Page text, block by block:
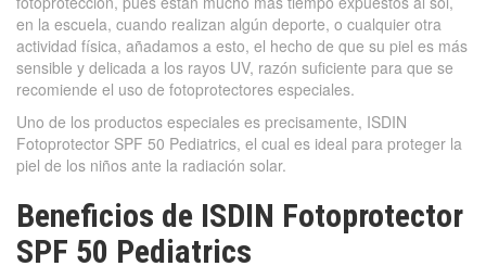
en la escuela, cuando realizan algún deporte, o cualquier otra
actividad física, añadamos a esto, el hecho de que su piel es más
sensible y delicada a los rayos UV, razón suficiente para que se
recomiende el uso de fotoprotectores especiales.
Uno de los productos especiales es precisamente, ISDIN
Fotoprotector SPF 50 Pediatrics, el cual es ideal para proteger la
piel de los niños ante la radiación solar.
Beneficios de ISDIN Fotoprotector
SPF 50 Pediatrics